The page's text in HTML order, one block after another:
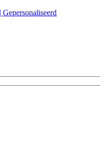
Gepersonaliseerd